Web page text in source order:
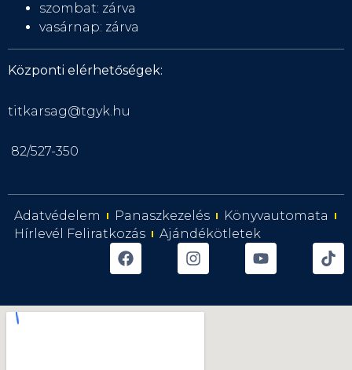
szombat: zárva
vasárnap: zárva
Központi elérhetőségek:
titkarsag@tgyk.hu
82/527-350
Adatvédelem Panaszkezelés
Könyvautomata
Hírlevél Feliratkozás
Ajándékötletek